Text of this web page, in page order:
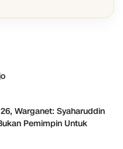
Warganet: Syaharuddin
Pemimpin Untuk